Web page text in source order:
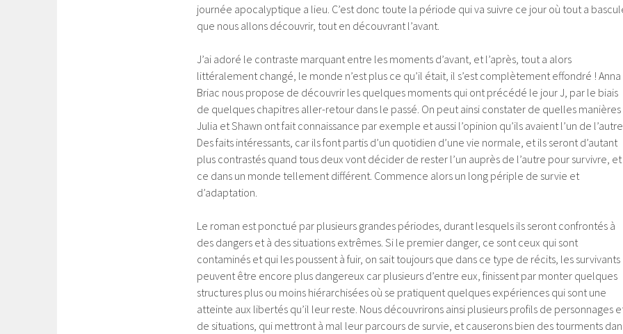
journée apocalyptique a lieu. C’est donc toute la période qui va suivre ce jour où tout a
que nous allons découvrir, tout en découvrant l’avant.
J’ai adoré le contraste marquant entre les moments d’avant, et l’après, tout a alors
littéralement changé, le monde n’est plus ce qu’il était, il s’est complètement effondré ! Anna
Briac nous propose de découvrir les quelques moments qui ont précédé le jour J, par le biais
de quelques chapitres aller-retour dans le passé. On peut ainsi constater de quelles manières
Julia et Shawn ont fait connaissance par exemple et aussi l’opinion qu’ils avaient l’un de
Des faits intéressants, car ils font partis d’un quotidien d’une vie normale, et ils seront d’autant
plus contrastés quand tous deux vont décider de rester l’un auprès de l’autre pour survivre, et
ce dans un monde tellement différent. Commence alors un long périple de survie et
d’adaptation.
Le roman est ponctué par plusieurs grandes périodes, durant lesquels ils seront confrontés à
des dangers et à des situations extrêmes. Si le premier danger, ce sont ceux qui sont
contaminés et qui les poussent à fuir, on sait toujours que dans ce type de récits, les survivants
peuvent être encore plus dangereux car plusieurs d’entre eux, finissent par monter quelques
structures plus ou moins hiérarchisées où se pratiquent quelques expériences qui sont une
atteinte aux libertés qu’il leur reste. Nous découvrirons ainsi plusieurs profils de personnages
de situations, qui mettront à mal leur parcours de survie, et causerons bien des tourments